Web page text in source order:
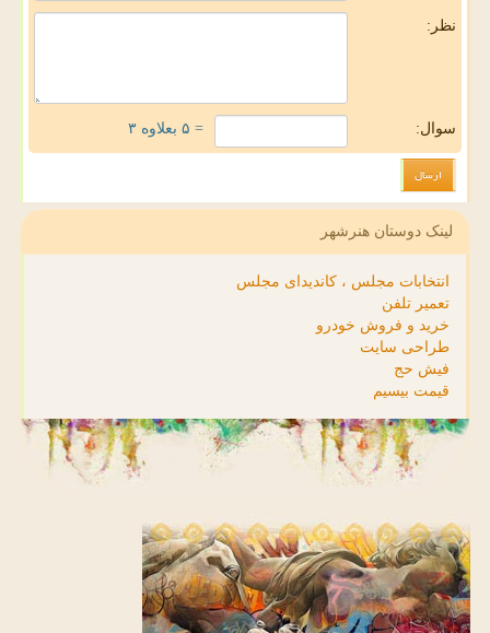
نظر:
سوال: = ۵ بعلاوه ۳
لینک دوستان هنرشهر
انتخابات مجلس ، کاندیدای مجلس
تعمیر تلفن
خرید و فروش خودرو
طراحی سایت
فیش حج
قیمت بیسیم